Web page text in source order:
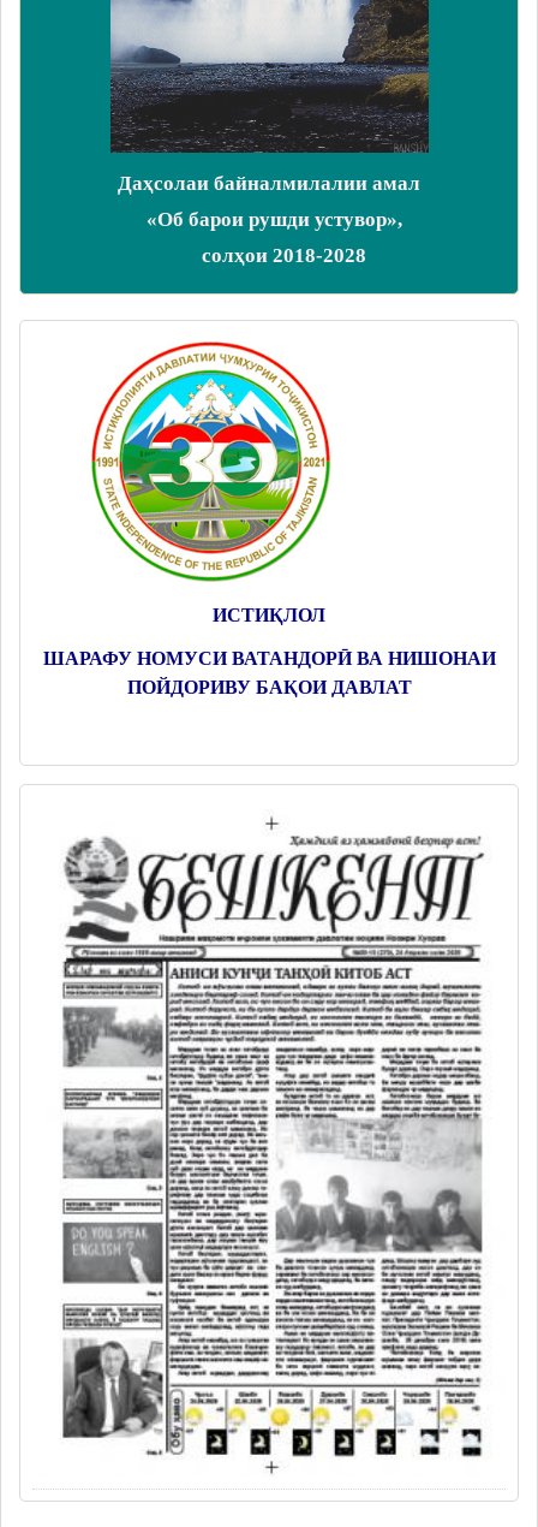
Даҳсолаи байналмилалии амал
«Об барои рушди устувор»,
солҳои 2018-2028
ИСТИҚЛОЛ
ШАРАФУ НОМУСИ ВАТАНДОРӢ ВА НИШОНАИ
ПОЙДОРИВУ БАҚОИ ДАВЛАТ